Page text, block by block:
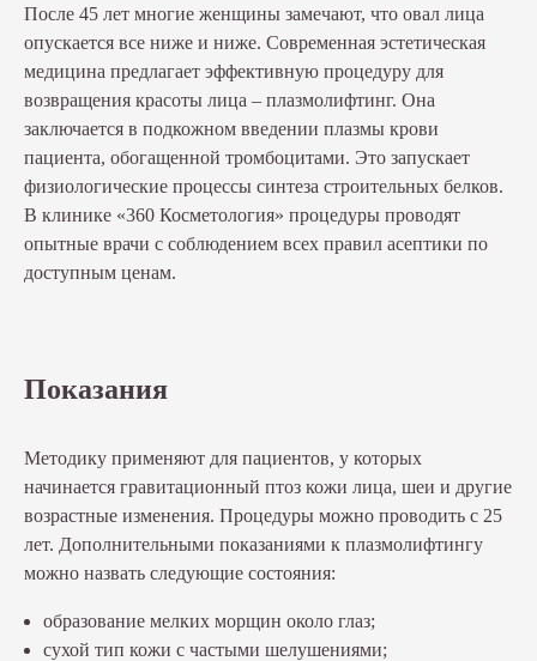
После 45 лет многие женщины замечают, что овал лица
опускается все ниже и ниже. Современная эстетическая
медицина предлагает эффективную процедуру для
возвращения красоты лица – плазмолифтинг. Она
заключается в подкожном введении плазмы крови
пациента, обогащенной тромбоцитами. Это запускает
физиологические процессы синтеза строительных белков.
В клинике «360 Косметология» процедуры проводят
опытные врачи с соблюдением всех правил асептики по
доступным ценам.
Показания
Методику применяют для пациентов, у которых
начинается гравитационный птоз кожи лица, шеи и другие
возрастные изменения. Процедуры можно проводить с 25
лет. Дополнительными показаниями к плазмолифтингу
можно назвать следующие состояния:
образование мелких морщин около глаз;
сухой тип кожи с частыми шелушениями;